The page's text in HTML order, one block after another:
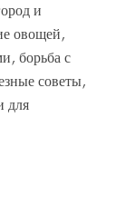
и
овощей,
борьба с
советы,
для